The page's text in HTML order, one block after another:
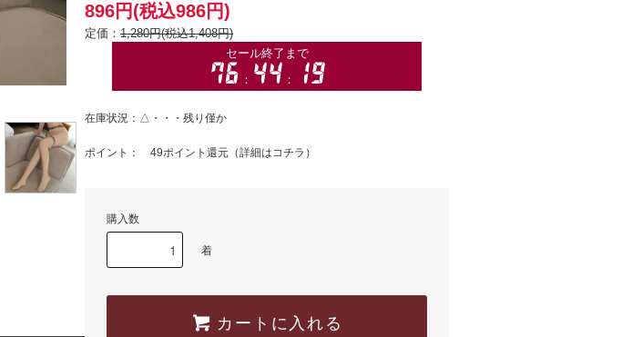
896円(税込986円)
定価： 1,280円(税込1,408円)
在庫状況：△・・・残り僅か
ポイント： 49ポイント還元（詳細はコチラ ）
購入数
着
カートに入れる